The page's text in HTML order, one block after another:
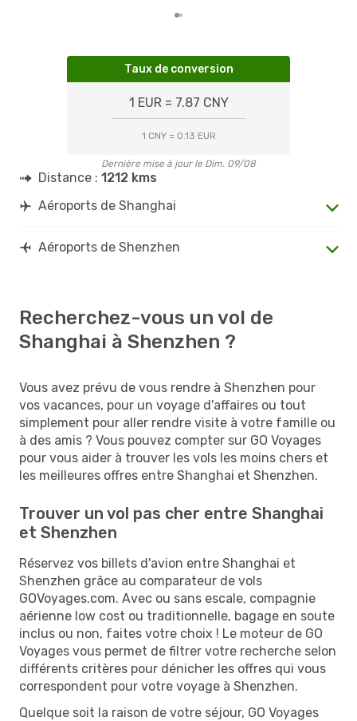
Taux de conversion
1 EUR = 7.87 CNY
1 CNY = 0.13 EUR
Dernière mise à jour le Dim. 09/08
Distance : 1212 kms
Aéroports de Shanghai
Aéroports de Shenzhen
Recherchez-vous un vol de
Shanghai à Shenzhen ?
Vous avez prévu de vous rendre à Shenzhen pour
vos vacances, pour un voyage d'affaires ou tout
simplement pour aller rendre visite à votre famille ou
à des amis ? Vous pouvez compter sur GO Voyages
pour vous aider à trouver les vols les moins chers et
les meilleures offres entre Shanghai et Shenzhen.
Trouver un vol pas cher entre Shanghai
et Shenzhen
Réservez vos billets d'avion entre Shanghai et
Shenzhen grâce au comparateur de vols
GOVoyages.com. Avec ou sans escale, compagnie
aérienne low cost ou traditionnelle, bagage en soute
inclus ou non, faites votre choix ! Le moteur de GO
Voyages vous permet de filtrer votre recherche selon
différents critères pour dénicher les offres qui vous
correspondent pour votre voyage à Shenzhen.
Quelque soit la raison de votre séjour, GO Voyages